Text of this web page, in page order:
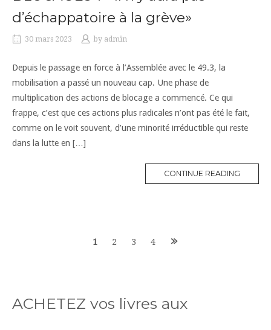
d’échappatoire à la grève»
30 mars 2023 by admin
Depuis le passage en force à l’Assemblée avec le 49.3, la
mobilisation a passé un nouveau cap. Une phase de
multiplication des actions de blocage a commencé. Ce qui
frappe, c’est que ces actions plus radicales n’ont pas été le fait,
comme on le voit souvent, d’une minorité irréductible qui reste
dans la lutte en […]
CONTINUE READING
1 2 3 4
ACHETEZ vos livres aux